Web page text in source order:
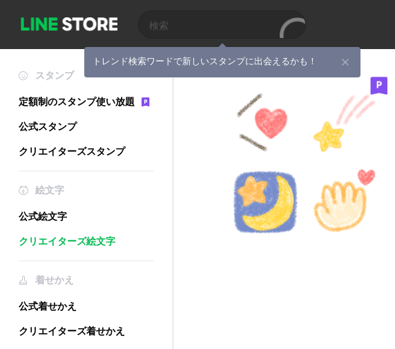
トレンド検索ワードで新しいスタンプに出会えるかも！
スタンプ
定額制のスタンプ使い放題
公式スタンプ
クリエイターズスタンプ
絵文字
公式絵文字
クリエイターズ絵文字
着せかえ
公式着せかえ
クリエイターズ着せかえ